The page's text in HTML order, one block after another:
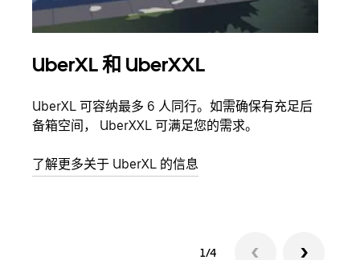
UberXL 和 UberXXL
UberXL 可容纳最多 6 人同行。如需确保有充足后
备箱空间， UberXXL 可满足您的需求。
了解更多关于 UberXL 的信息
1/4